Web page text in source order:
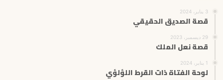
3 يناير، 2024
قصة الصديق الحقيقي
29 ديسمبر، 2023
قصة نعل الملك
1 يناير، 2024
لوحة الفتاة ذات القرط اللؤلؤي